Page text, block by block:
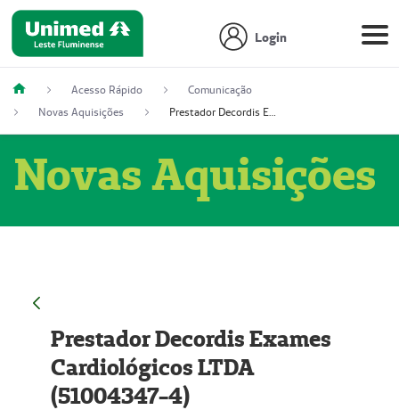
Login
Acesso Rápido
Comunicação
Novas Aquisições
Prestador Decordis Exames Cardiológicos LTDA (51004347-4)
Novas Aquisições
Prestador Decordis Exames
Cardiológicos LTDA
(51004347-4)